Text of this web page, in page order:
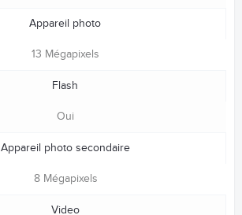
Appareil photo
13 Mégapixels
Flash
Oui
Appareil photo secondaire
8 Mégapixels
Video